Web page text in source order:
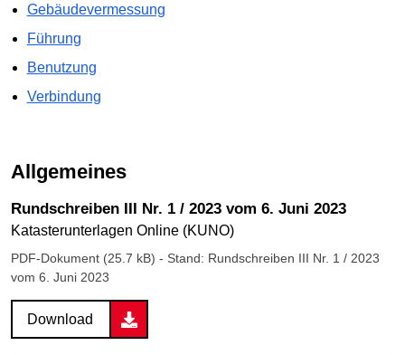
Gebäudevermessung
Führung
Benutzung
Verbindung
Allgemeines
Rundschreiben III Nr. 1 / 2023 vom 6. Juni 2023
Katasterunterlagen Online (KUNO)
PDF-Dokument (25.7 kB) - Stand: Rundschreiben III Nr. 1 / 2023
vom 6. Juni 2023
Download